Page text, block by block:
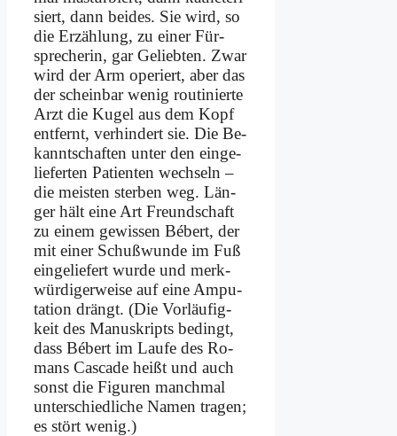
siert, dann bei­des. Sie wird, so
die Er­zäh­lung, zu ei­ner Für­
spre­che­rin, gar Ge­lieb­ten. Zwar
wird der Arm ope­riert, aber das
der schein­bar we­nig rou­ti­nier­te
Arzt die Ku­gel aus dem Kopf
ent­fernt, ver­hin­dert sie. Die Be­
kannt­schaf­ten un­ter den ein­ge­
lie­fer­ten Pa­ti­en­ten wech­seln –
die mei­sten ster­ben weg. Län­
ger hält ei­ne Art Freund­schaft
zu ei­nem ge­wis­sen Bé­bert, der
mit ei­ner Schuß­wun­de im Fuß
ein­ge­lie­fert wur­de und merk­
wür­di­ger­wei­se auf ei­ne Am­pu­
ta­ti­on drängt. (Die Vor­läu­fig­
keit des Ma­nu­skripts be­dingt,
dass Bé­bert im Lau­fe des Ro­
mans Cas­ca­de heißt und auch
sonst die Fi­gu­ren manch­mal
un­ter­schied­li­che Na­men tra­gen;
es stört we­nig.)